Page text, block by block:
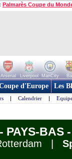
Palmarès Coupe du
Arsenal Liverpool ManCity
d'Europe Les
| Calendrier |
PAYS-BAS
|